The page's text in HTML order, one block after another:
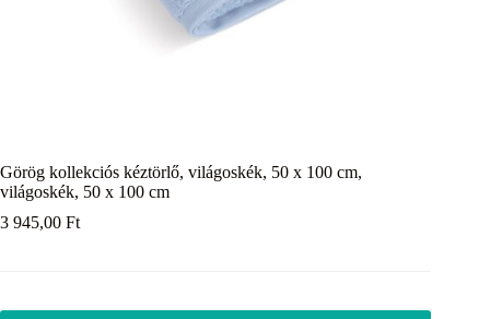
Görög kollekciós kéztörlő, világoskék, 50 x 100 cm,
világoskék, 50 x 100 cm
3 945,00 Ft